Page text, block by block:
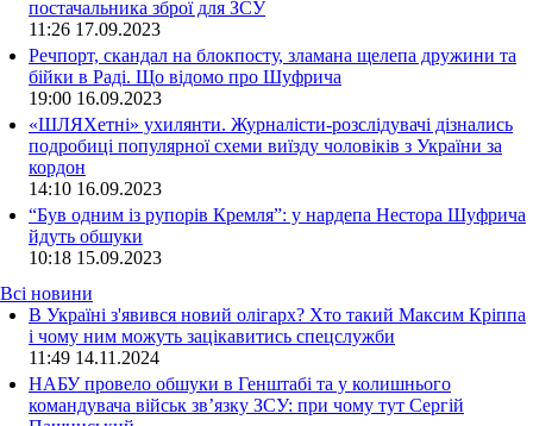
постачальника зброї для ЗСУ
11:26 17.09.2023
Речпорт, скандал на блокпосту, зламана щелепа дружини та
бійки в Раді. Що відомо про Шуфрича
19:00 16.09.2023
«ШЛЯХетні» ухилянти. Журналісти-розслідувачі дізнались
подробиці популярної схеми виїзду чоловіків з України за
кордон
14:10 16.09.2023
“Був одним із рупорів Кремля”: у нардепа Нестора Шуфрича
йдуть обшуки
10:18 15.09.2023
Всі новини
В Україні з'явився новий олігарх? Хто такий Максим Кріппа
і чому ним можуть зацікавитись спецслужби
11:49 14.11.2024
НАБУ провело обшуки в Генштабі та у колишнього
командувача військ зв’язку ЗСУ: при чому тут Сергій